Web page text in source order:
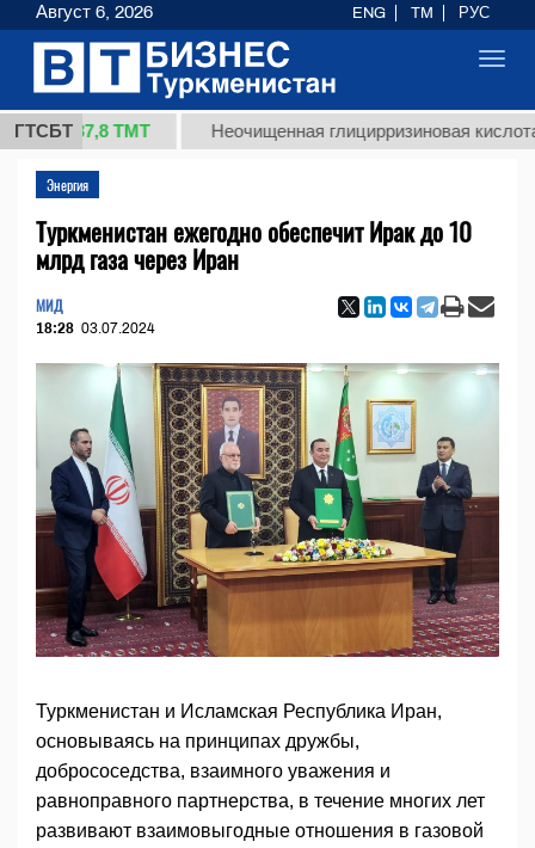
ГТСБТ
37,8 ТМТ Неочищенная глицирризиновая кислота
Энергия
Туркменистан ежегодно обеспечит Ирак до 10
млрд газа через Иран
МИД
18:28 03.07.2024
Туркменистан и Исламская Республика Иран,
основываясь на принципах дружбы,
добрососедства, взаимного уважения и
равноправного партнерства, в течение многих лет
развивают взаимовыгодные отношения в газовой
Август 6, 2026 ENG TM РУС